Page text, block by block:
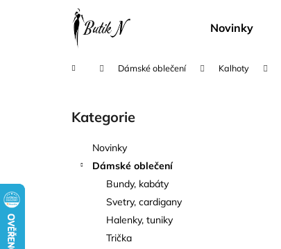
Novinky
Domů Dámské oblečení Kalhoty
Přeskočit
kategorie
Kategorie
Novinky
Dámské oblečení
Bundy, kabáty
Svetry, cardigany
Halenky, tuniky
Trička